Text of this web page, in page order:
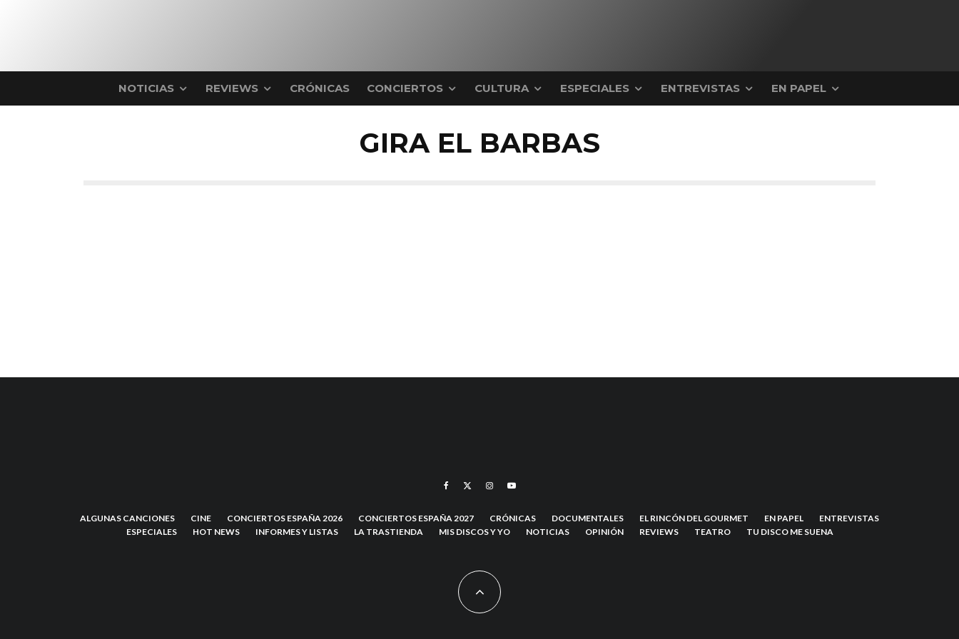
NOTICIAS REVIEWS CRÓNICAS CONCIERTOS CULTURA ESPECIALES ENTREVISTAS EN PAPEL
GIRA EL BARBAS
ALGUNAS CANCIONES CINE CONCIERTOS ESPAÑA 2026 CONCIERTOS ESPAÑA 2027 CRÓNICAS DOCUMENTALES EL RINCÓN DEL GOURMET EN PAPEL
ENTREVISTAS
ESPECIALES
HOT NEWS INFORMES Y LISTAS LA TRASTIENDA MIS DISCOS Y YO NOTICIAS OPINIÓN REVIEWS TEATRO TU DISCO ME SUENA